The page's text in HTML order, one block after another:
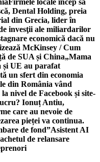
Firmele locale încep să
Dental Holding, preia
din Grecia, lider în
invesţii ale miliardarilor
economică dacă nu
McKinsey / Cum
de SUA și China„Mama
UE au parafat
un sfert din economia
din România vând
nivel de Facebook și site-
Ionuț Antiu,
care au nevoie de
pieței va continua.
de fond”Asistent AI
de relansare